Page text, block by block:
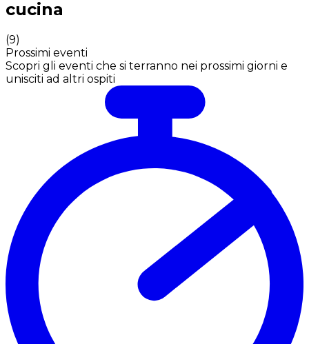
cucina
(9)
Prossimi eventi
Scopri gli eventi che si terranno nei prossimi giorni e
unisciti ad altri ospiti